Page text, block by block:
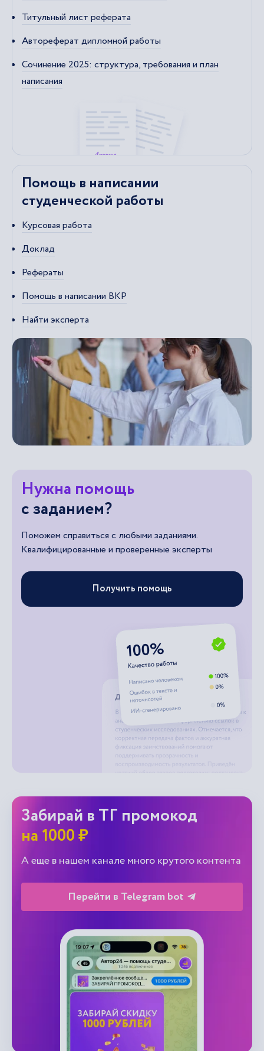
Титульный лист реферата
Автореферат дипломной работы
Сочинение 2025: структура, требования и план
написания
Помощь в написании
студенческой работы
Курсовая работа
Доклад
Рефераты
Помощь в написании ВКР
Найти эксперта
Нужна помощь
с заданием?
Поможем справиться с любыми заданиями.
Квалифицированные и проверенные эксперты
Получить помощь
Забирай в ТГ промокод
на 1000 ₽
А еще в нашем канале много крутого контента
Перейти в Telegram bot